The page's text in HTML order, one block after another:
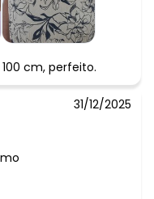
cm, perfeito.
31/12/2025